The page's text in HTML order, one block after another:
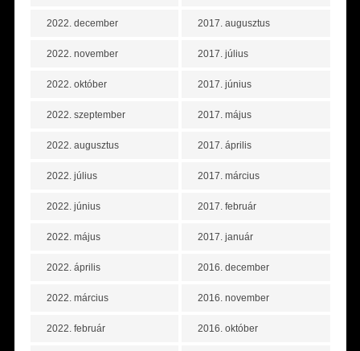
2022. december
2022. november
2022. október
2022. szeptember
2022. augusztus
2022. július
2022. június
2022. május
2022. április
2022. március
2022. február
2017. augusztus
2017. július
2017. június
2017. május
2017. április
2017. március
2017. február
2017. január
2016. december
2016. november
2016. október